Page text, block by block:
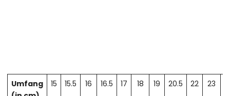
Umfang
15 15.5 16 16.5 17 18 19 20.5 22 23